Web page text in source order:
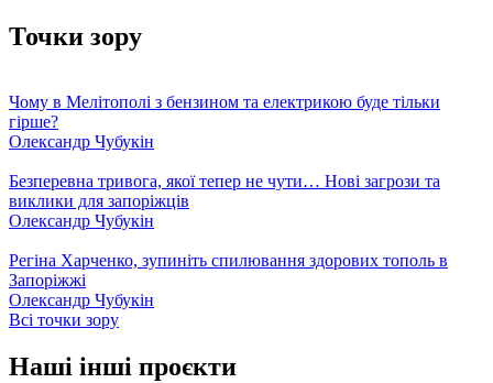
Точки зору
Чому в Мелітополі з бензином та електрикою буде тільки
гірше?
Олександр Чубукін
Безперевна тривога, якої тепер не чути… Нові загрози та
виклики для запоріжців
Олександр Чубукін
Регіна Харченко, зупиніть спилювання здорових тополь в
Запоріжжі
Олександр Чубукін
Всі точки зору
Наші інші проєкти